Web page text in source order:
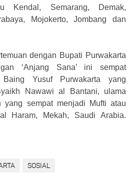
Kendal, Semarang, Demak,
Mojokerto, Jombang dan
dengan Bupati Purwakarta
‘Anjang Sana’ ini sempat
Yusuf Purwakarta yang
Nawawi al Bantani, ulama
yang sempat menjadi Mufti atau
Haram, Mekah, Saudi Arabia.
SOSIAL